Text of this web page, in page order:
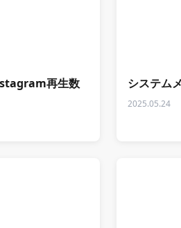
再生数
システム
2025.05.24